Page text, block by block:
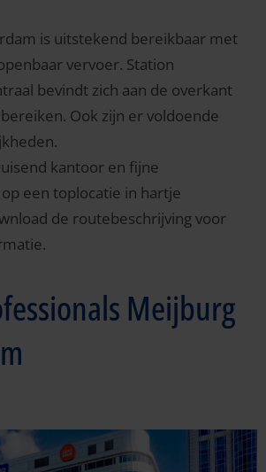
is uitstekend bereikbaar met
vervoer. Station
bevindt zich aan de overkant
Ook zijn er voldoende
kantoor en fijne
een toplocatie in hartje
de routebeschrijving voor
Meijburg